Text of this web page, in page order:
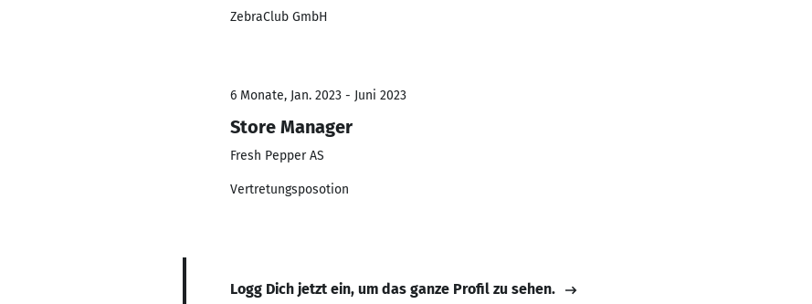
ZebraClub GmbH
6 Monate, Jan. 2023 - Juni 2023
Store Manager
Fresh Pepper AS
Vertretungsposotion
Logg Dich jetzt ein, um das ganze Profil zu sehen.